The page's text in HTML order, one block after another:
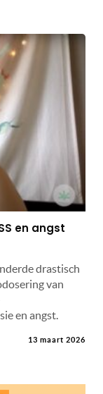
en angst
drastisch
van
en angst.
13 maart 2026